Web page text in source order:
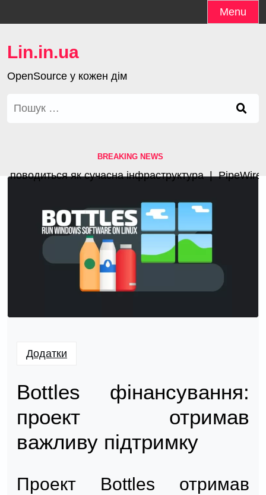
to
Menu
Lin.in.ua
OpenSource у кожен дім
Пошук:
BREAKING NEWS
як сучасна інфраструктура |PipeWire
Додатки
Bottles фінансування:
проект отримав
важливу підтримку
Проект Bottles отримав